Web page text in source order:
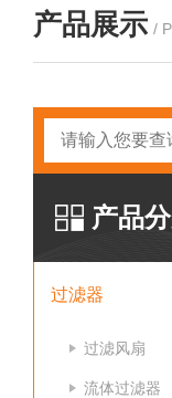
产品展示 /
产品
过滤器
过滤风扇
流体过滤器